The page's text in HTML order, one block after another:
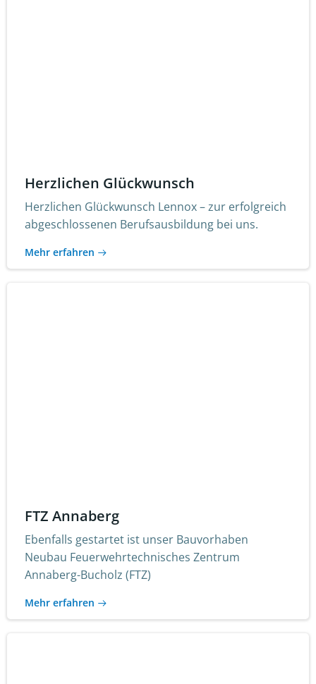
Herzlichen Glückwunsch
Herzlichen Glückwunsch Lennox – zur erfolgreich
abgeschlossenen Berufsausbildung bei uns.
Mehr erfahren
FTZ Annaberg
Ebenfalls gestartet ist unser Bauvorhaben
Neubau Feuerwehrtechnisches Zentrum
Annaberg-Bucholz (FTZ)
Mehr erfahren